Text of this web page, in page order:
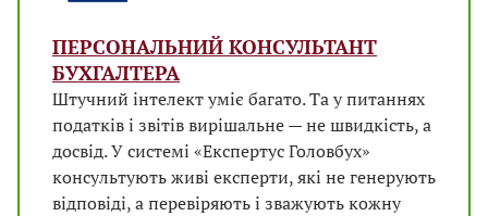
ПЕРСОНАЛЬНИЙ КОНСУЛЬТАНТ
БУХГАЛТЕРА
Штучний інтелект уміє багато. Та у питаннях
податків і звітів вирішальне — не швидкість, а
досвід. У системі «Експертус Головбух»
консультують живі експерти, які не генерують
відповіді, а перевіряють і зважують кожну